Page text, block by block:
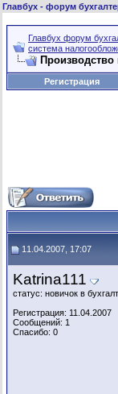
Главбух - форум
Главбух форум
система
Регистрация
11.04.2007, 17:07
Katrina111
статус: новичок в
Регистрация: 11.04.2007
Сообщений: 1
Спасибо: 0